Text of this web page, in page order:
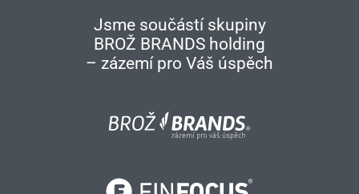
Jsme součástí skupiny
BROŽ BRANDS holding
– zázemí pro Váš úspěch